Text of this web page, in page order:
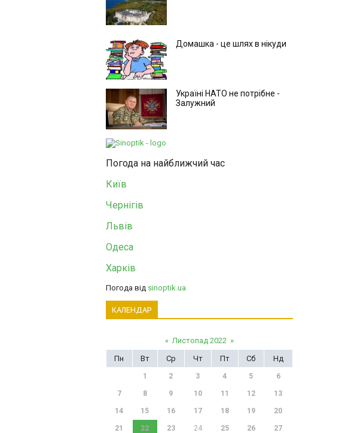
Домашка - це шлях в нікуди
Україні НАТО не потрібне -
Залужний
Погода на найближчий час
Київ
Чернігів
Львів
Одеса
Харків
Погода від sinoptik.ua
КАЛЕНДАР
« Листопад 2022 »
Пн
Вт Ср Чт Пт Сб Нд
1 2 3 4 5 6
7 8 9 10 11 12 13
14 15 16 17 18 19 20
21 22 23 24 25 26 27